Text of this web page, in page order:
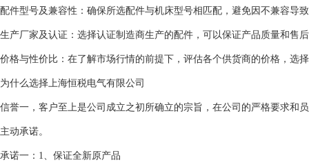
配件型号及兼容性：确保所选配件与机床型号相匹配，避免因不兼容导
生产厂家及认证：选择认证制造商生产的配件，可以保证产品质量和售
价格与性价比：在了解市场行情的前提下，评估各个供货商的价格，选
为什么选择上海恒税电气有限公司
信誉一，客户至上是公司成立之初所确立的宗旨，在公司的严格要求和
主动承诺。
承诺一：1、保证全新原产品